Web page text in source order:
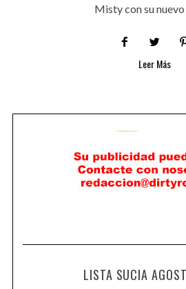
Misty con su
Leer Más
LISTA SUCIA